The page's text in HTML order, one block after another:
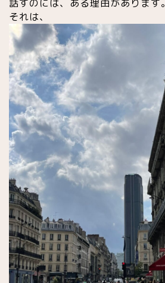
話すのには、ある理由があります。
それは、